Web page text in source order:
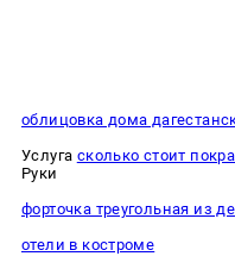
облицовка дома
Услуга сколько стоит
Руки
форточка треугольная из
отели в костроме